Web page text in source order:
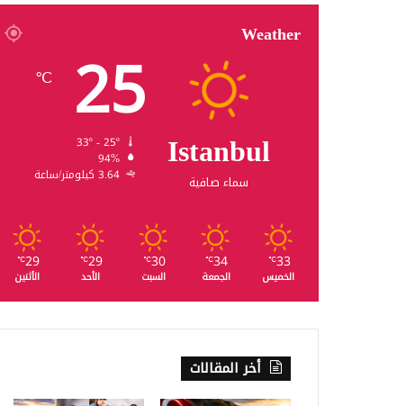
Weather
Istanbul
سماء صافية
25
℃
94%
3.64 كيلومتر/ساعة
33
℃
الخميس
34
℃
الجمعة
30
℃
السبت
29
℃
الأحد
29
℃
الأثنين
أخر المقالات